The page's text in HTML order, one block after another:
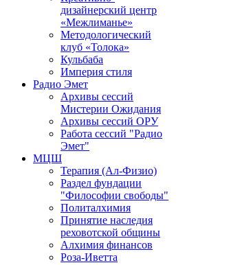
дизайнерский центр
«Межлиманье»
Методологический
клуб «Толока»
Кульбаба
Империя стиля
Радио Эмет
Архивы сессий
Мистерии Ожидания
Архивы сессий ОРУ
Работа сессий "Радио
Эмет"
МЦШ
Терапия (Ал-Физио)
Раздел фундации
"Философии свободы"
Политалхимия
Принятие наследия
реховотской общины
Алхимия финансов
Роза-Иветта